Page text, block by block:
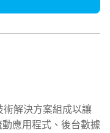
術解決方案組成以讓
應用程式、後台數據